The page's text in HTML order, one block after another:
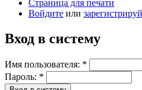
Страница для печати
Войдите или
Вход в систему
Имя пользователя: *
Пароль: *